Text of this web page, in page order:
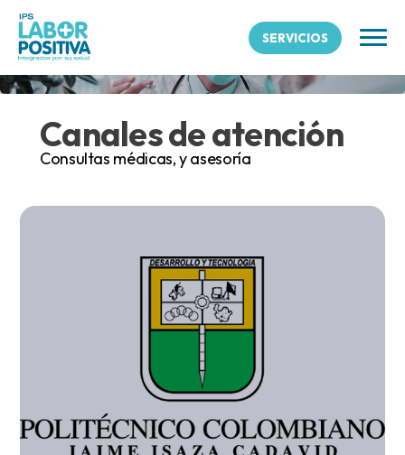
SERVICIOS
Canales de atención
Consultas médicas, y asesoría